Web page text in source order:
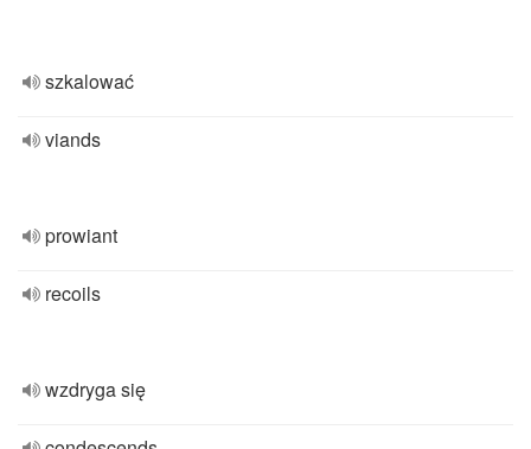
szkalować
viands
prowiant
recoils
wzdryga się